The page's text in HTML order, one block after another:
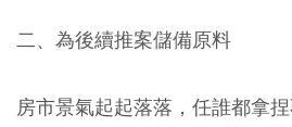
二、為後續推案儲備原料
房市景氣起起落落，任誰都拿